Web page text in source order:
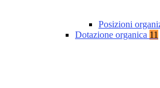
Posizioni
Dotazione organica 11